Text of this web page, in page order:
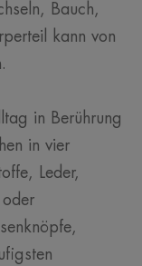
Bauch,
kann von
in Berührung
in vier
Leder,